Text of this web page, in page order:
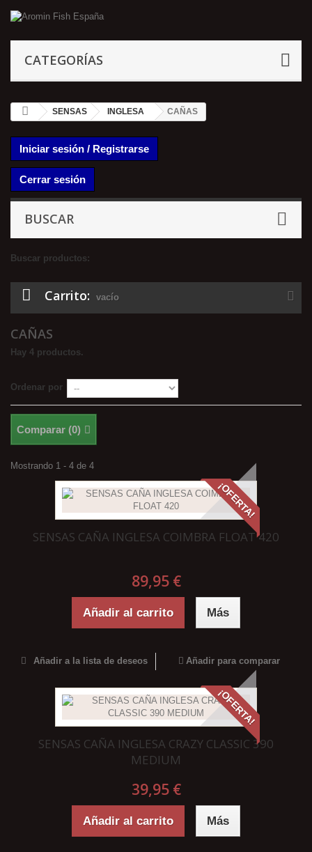
CATEGORÍAS
SENSAS INGLESA CAÑAS
Iniciar sesión / Registrarse
Cerrar sesión
BUSCAR
Buscar productos:
Carrito: vacío
CAÑAS
Hay 4 productos.
Ordenar por
Comparar (0)
Mostrando 1 - 4 de 4
¡OFERTA!
SENSAS CAÑA INGLESA COIMBRA FLOAT 420
89,95 €
Añadir al carrito Más
Añadir a la lista de deseos Añadir para comparar
¡OFERTA!
SENSAS CAÑA INGLESA CRAZY CLASSIC 390
MEDIUM
39,95 €
Añadir al carrito Más